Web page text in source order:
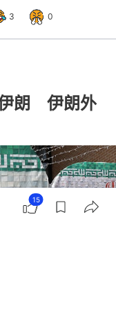
3 0
朗 伊朗外
15